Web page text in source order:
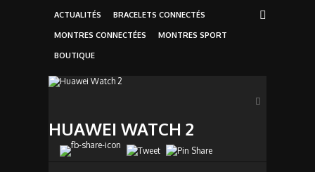
ACTUALITÉS BRACELETS CONNECTÉS
MONTRES CONNECTÉES MONTRES SPORT
BOUTIQUE
HUAWEI WATCH 2